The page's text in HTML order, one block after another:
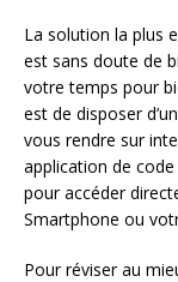
La solution la plus
est sans doute de
votre temps pour
est de disposer
vous rendre sur
application de
pour accéder
Smartphone ou
Pour réviser au